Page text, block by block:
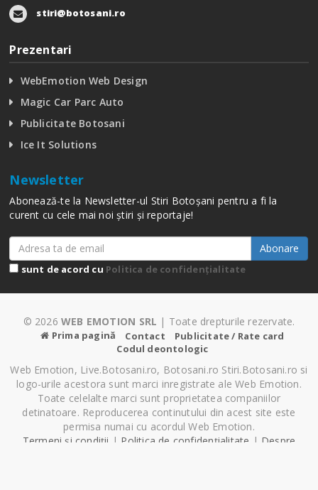
stiri@botosani.ro
Prezentari
WebEmotion Web Design
Magic Car Parc Auto
Publicitate Botosani
Ice It Solutions
Newsletter
Abonează-te la Newsletter-ul Stiri Botoșani pentru a fi la
curent cu cele mai noi știri și reportaje!
Abonare
sunt de acord cu Politica de confidențialitate
© 2026 WEB EMOTION SRL | Toate drepturile rezervate.
Prima pagină Contact
Publicitate / Rate card
Codul deontologic
Web Emotion, Live.Botosani.ro, Botosani.ro Stiri.Botosani.ro si
logo-urile acestora sunt marci inregistrate ale Web Emotion.
Toate celelalte marci sunt proprietatea companiilor
detinatoare. Reproducerea continutului din acest site este
permisa numai cu acordul Web Emotion.
Termeni și condiții | Politica de confidențialitate | Despre